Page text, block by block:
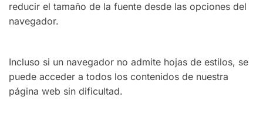
reducir el tamaño de la fuente desde las opciones del
navegador.
Incluso si un navegador no admite hojas de estilos, se
puede acceder a todos los contenidos de nuestra
página web sin dificultad.